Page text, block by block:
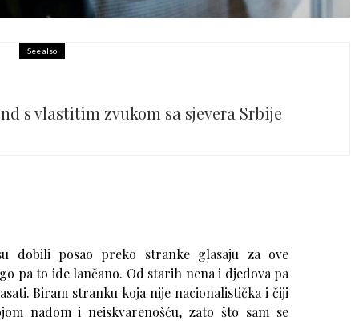
See also
s vlastitim zvukom sa sjevera Srbije
dobili posao preko stranke glasaju za ove
pa to ide lančano. Od starih nena i djedova pa
Biram stranku koja nije nacionalistička i čiji
nadom i neiskvarenošću, zato što sam se